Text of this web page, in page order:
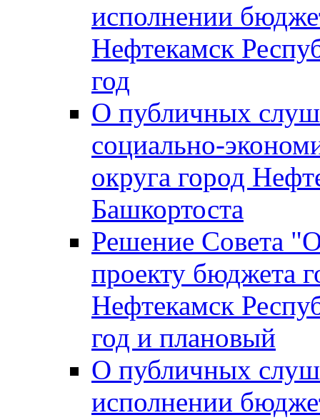
исполнении
Нефтекамск
год
О публичных
социально-
округа город
Башкортоста
Решение Совета
проекту бюджета
Нефтекамск
год и плановый
О публичных
исполнении